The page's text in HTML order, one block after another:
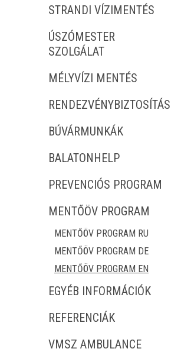
STRANDI VÍZIMENTÉS
ÚSZÓMESTER
SZOLGÁLAT
MÉLYVÍZI MENTÉS
RENDEZVÉNYBIZTOSÍTÁS
BÚVÁRMUNKÁK
BALATONHELP
PREVENCIÓS PROGRAM
MENTŐÖV PROGRAM
MENTŐÖV PROGRAM RU
MENTŐÖV PROGRAM DE
MENTŐÖV PROGRAM EN
EGYÉB INFORMÁCIÓK
REFERENCIÁK
VMSZ AMBULANCE